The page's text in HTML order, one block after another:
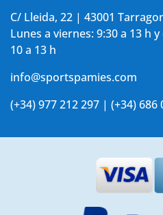
C/ Lleida, 22 | 43001
Lunes a viernes: 9:30 a 13 h
10 a 13 h
info@sportspamies.com
(+34) 977 212 297 | (+34) 686